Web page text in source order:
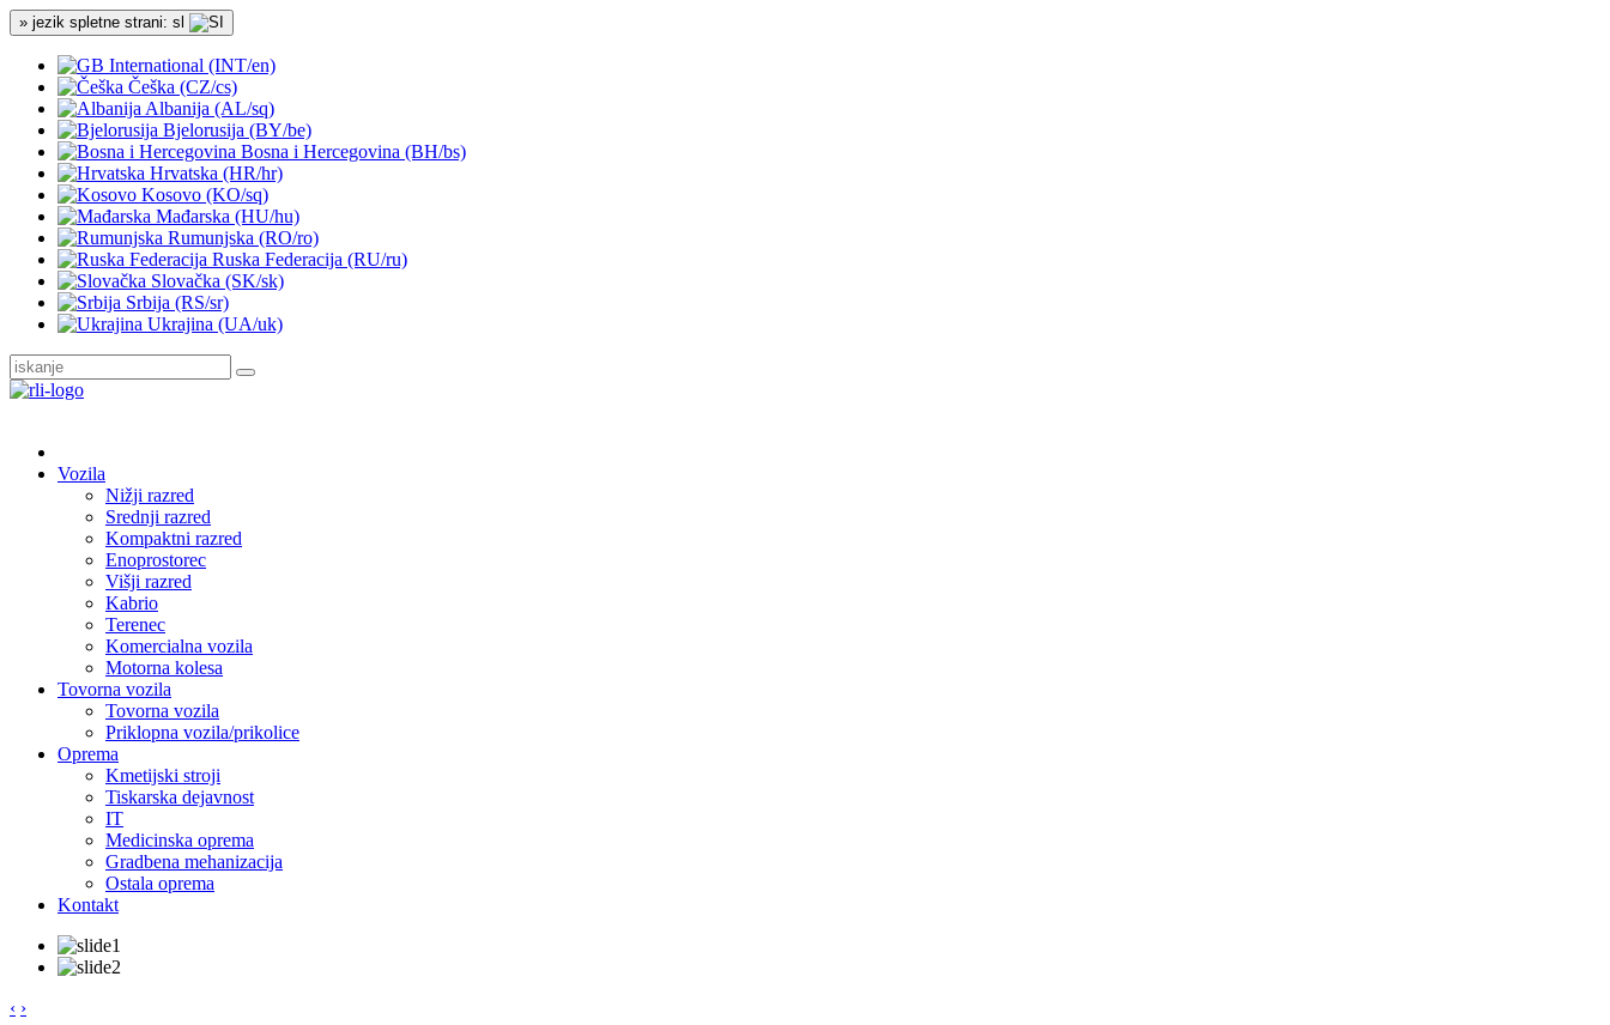
» jezik spletne strani: sl
International (INT/en)
Češka (CZ/cs)
Albanija (AL/sq)
Bjelorusija (BY/be)
Bosna i Hercegovina (BH/bs)
Hrvatska (HR/hr)
Kosovo (KO/sq)
Mađarska (HU/hu)
Rumunjska (RO/ro)
Ruska Federacija (RU/ru)
Slovačka (SK/sk)
Srbija (RS/sr)
Ukrajina (UA/uk)
Vozila
Nižji razred
Srednji razred
Kompaktni razred
Enoprostorec
Višji razred
Kabrio
Terenec
Komercialna vozila
Motorna kolesa
Tovorna vozila
Tovorna vozila
Priklopna vozila/prikolice
Oprema
Kmetijski stroji
Tiskarska dejavnost
IT
Medicinska oprema
Gradbena mehanizacija
Ostala oprema
Kontakt
‹ ›